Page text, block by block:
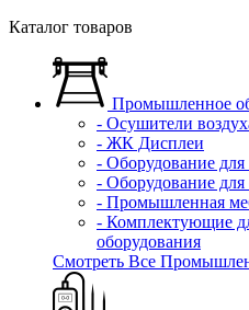
Каталог товаров
Промышленное
- Осушители
- ЖК Дисплеи
- Оборудование
- Оборудование для
- Промышленная
- Комплектующие
оборудования
Смотреть Все